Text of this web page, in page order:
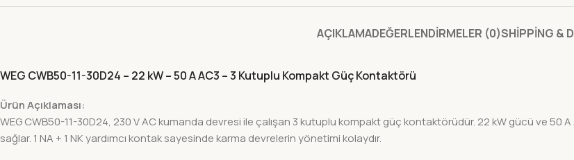
AÇIKLAMADEĞERLENDIRMELER (0)SHIPPING &
WEG CWB50-11-30D24 – 22 kW – 50 A AC3 – 3 Kutuplu Kompakt Güç Kontaktörü
Ürün Açıklaması:
WEG CWB50-11-30D24, 230 V AC kumanda devresi ile çalışan 3 kutuplu kompakt güç kontaktörüdür. 22 kW gücü ve 50
sağlar. 1 NA + 1 NK yardımcı kontak sayesinde karma devrelerin yönetimi kolaydır.